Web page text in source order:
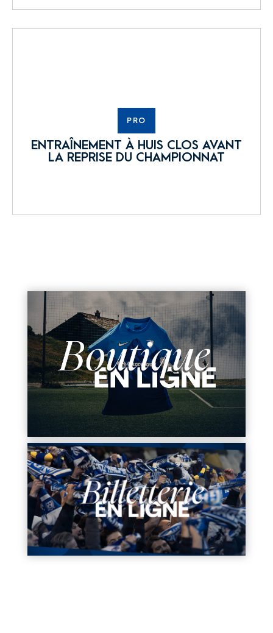
PRO
ENTRAÎNEMENT À HUIS CLOS AVANT
LA REPRISE DU CHAMPIONNAT